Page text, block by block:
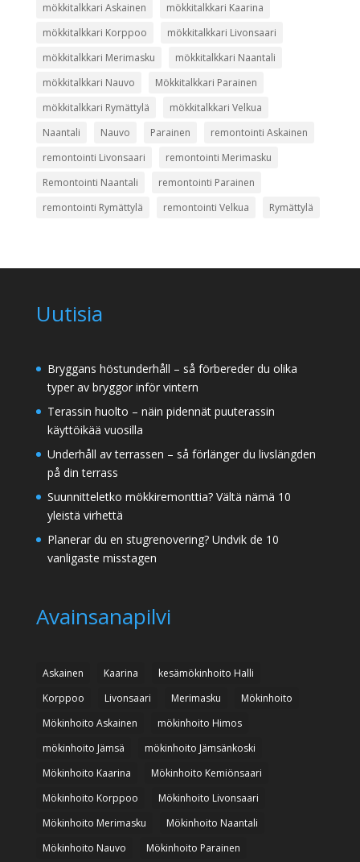
mökkitalkkari Askainen
mökkitalkkari Kaarina
mökkitalkkari Korppoo
mökkitalkkari Livonsaari
mökkitalkkari Merimasku
mökkitalkkari Naantali
mökkitalkkari Nauvo
Mökkitalkkari Parainen
mökkitalkkari Rymättylä
mökkitalkkari Velkua
Naantali
Nauvo Parainen
remontointi Askainen
remontointi Livonsaari
remontointi Merimasku
Remontointi Naantali
remontointi Parainen
remontointi Rymättylä
remontointi Velkua Rymättylä
Uutisia
Bryggans höstunderhåll – så förbereder du olika
typer av bryggor inför vintern
Terassin huolto – näin pidennät puuterassin
käyttöikää vuosilla
Underhåll av terrassen – så förlänger du livslängden
på din terrass
Suunnitteletko mökkiremonttia? Vältä nämä 10
yleistä virhettä
Planerar du en stugrenovering? Undvik de 10
vanligaste misstagen
Avainsanapilvi
Askainen Kaarina
kesämökinhoito Halli
Korppoo
Livonsaari Merimasku
Mökinhoito
Mökinhoito Askainen
mökinhoito Himos
mökinhoito Jämsä
mökinhoito Jämsänkoski
Mökinhoito Kaarina
Mökinhoito Kemiönsaari
Mökinhoito Korppoo
Mökinhoito Livonsaari
Mökinhoito Merimasku
Mökinhoito Naantali
Mökinhoito Nauvo
Mökinhoito Parainen